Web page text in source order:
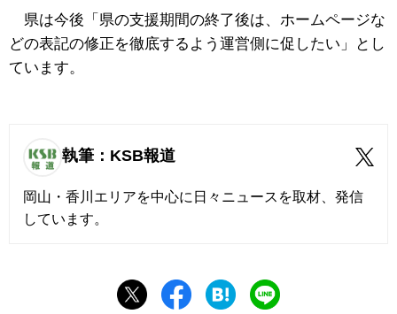
県は今後「県の支援期間の終了後は、ホームページな
どの表記の修正を徹底するよう運営側に促したい」とし
ています。
執筆：KSB報道
岡山・香川エリアを中心に日々ニュースを取材、発信
しています。